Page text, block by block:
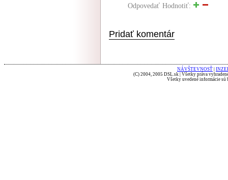
Odpovedať Hodnotiť:
Pridať komentár
NÁVŠTEVNOSŤ
(C) 2004, 2005 DSL.sk | Všetky práva
Všetky uvedené informácie sú